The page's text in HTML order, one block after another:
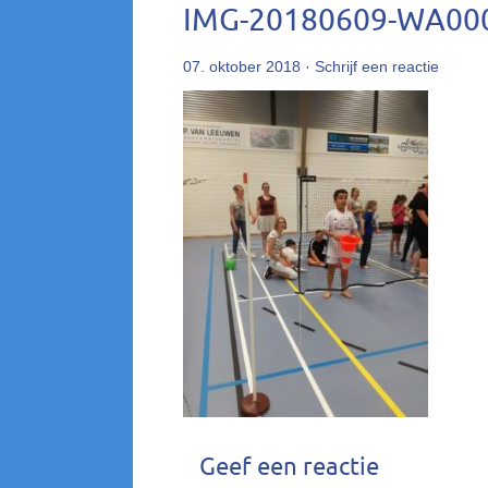
IMG-20180609-
07. oktober 2018 · Schrijf een reactie
Geef een reactie